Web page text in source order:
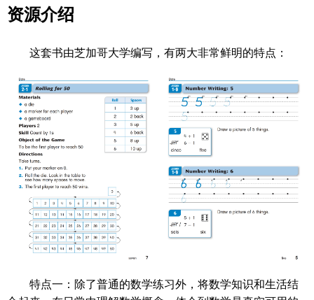
资源介绍
这套书由芝加哥大学编写，有两大非常鲜明的特点：
特点一：除了普通的数学练习外，将数学知识和生活结